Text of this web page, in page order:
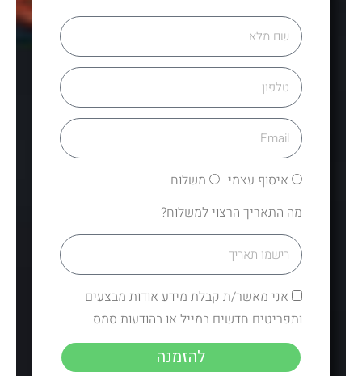
איסוף עצמי
משלוח
מה התאריך הרצוי למשלוח?
אני מאשר/ת קבלת מידע אודות מבצעים
ותפריטים חדשים במייל או בהודעות סמס
להזמנה